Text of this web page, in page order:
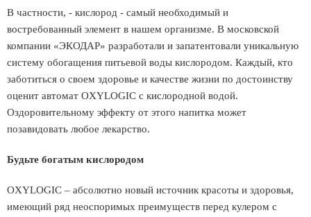
В частности, - кислород - самый необходимый и
востребованный элемент в нашем организме. В московской
компании «ЭКОДАР» разработали и запатентовали уникальную
систему обогащения питьевой воды кислородом. Каждый, кто
заботиться о своем здоровье и качестве жизни по достоинству
оценит автомат OXYLOGIC с кислородной водой.
Оздоровительному эффекту от этого напитка может
позавидовать любое лекарство.
Будьте богатым кислородом
OXYLOGIC – абсолютно новый источник красоты и здоровья,
имеющий ряд неоспоримых преимуществ перед кулером с